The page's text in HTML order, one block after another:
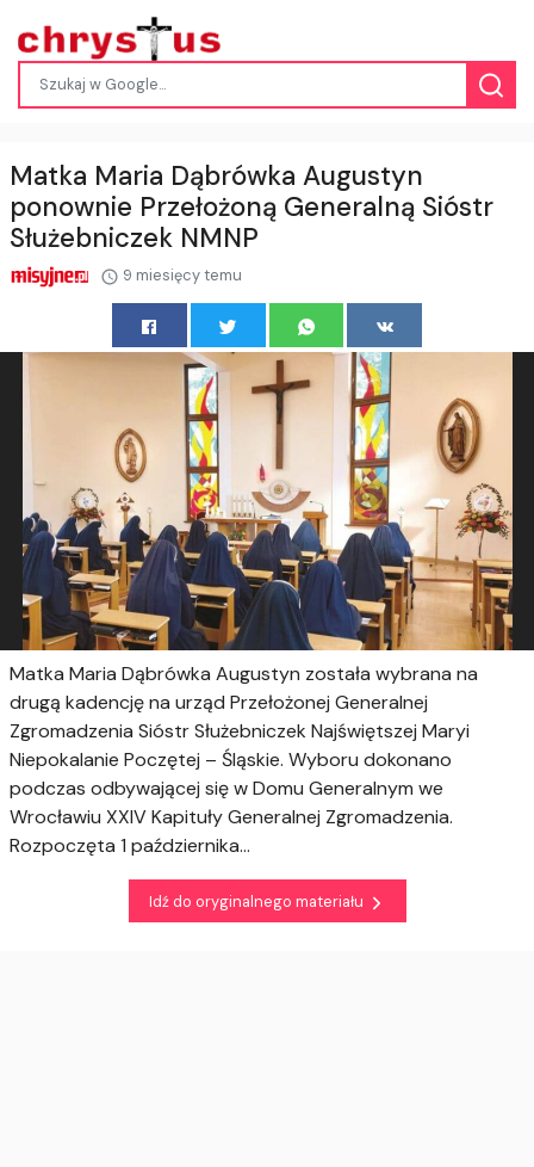
Matka Maria Dąbrówka Augustyn
ponownie Przełożoną Generalną Sióstr
Służebniczek NMNP
9 miesięcy temu
Matka Maria Dąbrówka Augustyn została wybrana na
drugą kadencję na urząd Przełożonej Generalnej
Zgromadzenia Sióstr Służebniczek Najświętszej Maryi
Niepokalanie Poczętej – Śląskie. Wyboru dokonano
podczas odbywającej się w Domu Generalnym we
Wrocławiu XXIV Kapituły Generalnej Zgromadzenia.
Rozpoczęta 1 października...
Idź do oryginalnego materiału